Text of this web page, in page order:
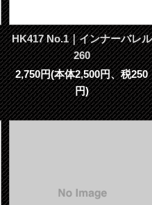
HK417 No.1｜インナーバレル
260
2,750円(本体2,500円、税250
円)